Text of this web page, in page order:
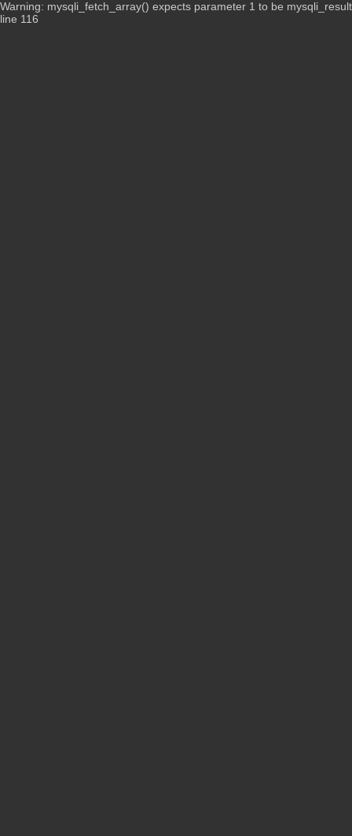
Warning: mysqli_fetch_array() expects parameter 1 to be
line 116